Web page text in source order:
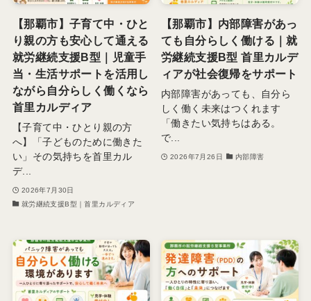
【那覇市】子育て中・ひと
り親の方も安心して通える
就労継続支援B型｜児童手
当・生活サポートを活用し
ながら自分らしく働くなら
首里カルディア
【子育て中・ひとり親の方
へ】「子どものために働きた
い」その気持ちを首里カル
デ...
2026年7月30日
就労継続支援B型｜首里カルディア
【那覇市】内部障害があっ
ても自分らしく働ける｜就
労継続支援B型 首里カルデ
ィアが社会復帰をサポート
内部障害があっても、自分ら
しく働く未来はつくれます
「働きたい気持ちはある。
で...
2026年7月26日 内部障害